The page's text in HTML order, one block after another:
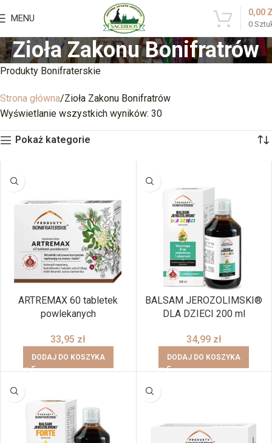
MENU
0
0,00
Zioła Zakonu Bonifratrów
Produkty Bonifraterskie
Strona główna Zioła Zakonu Bonifratrów
Wyświetlanie wszystkich wyników: 30
Pokaż kategorie
ARTREMAX 60 tabletek
powlekanych
33,95 zł
DODAJ DO KOSZYKA
BALSAM JEROZOLIMSKI®
DLA DZIECI 200 ml
34,99 zł
DODAJ DO KOSZYKA
BRAK